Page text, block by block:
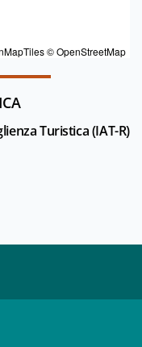
© OpenStreetMap
Turistica (IAT-R)